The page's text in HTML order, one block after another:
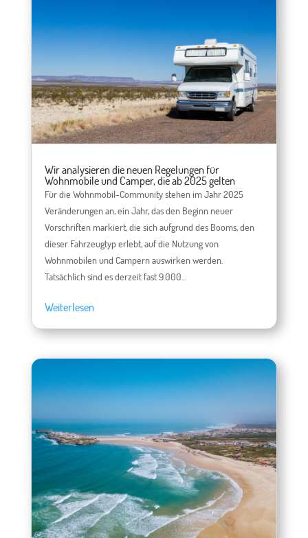
Wir analysieren die neuen Regelungen für
Wohnmobile und Camper, die ab 2025 gelten
Für die Wohnmobil-Community stehen im Jahr 2025
Veränderungen an, ein Jahr, das den Beginn neuer
Vorschriften markiert, die sich aufgrund des Booms, den
dieser Fahrzeugtyp erlebt, auf die Nutzung von
Wohnmobilen und Campern auswirken werden.
Tatsächlich sind es derzeit fast 9.000...
Weiterlesen